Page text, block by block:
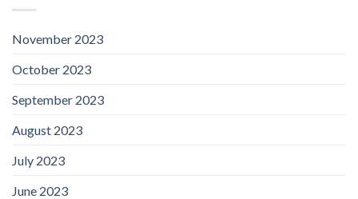
November 2023
October 2023
September 2023
August 2023
July 2023
June 2023